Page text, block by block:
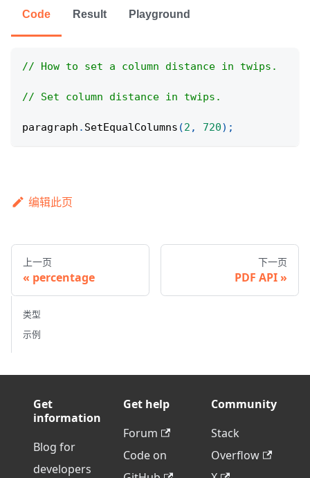
Code Result Playground
// How to set a column distance in twips.
// Set column distance in twips.
paragraph . SetEqualColumns (2 , 720) ;
编辑此页
上一页
percentage
下一页
PDF API
类型
示例
Get
information
Blog for
developers
Get help
Forum
Code on
Community
Stack
Overflow